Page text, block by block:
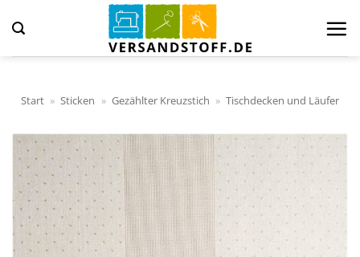
Inhalt
springen
Start » Sticken » Gezählter Kreuzstich » Tischdecken und Läufer